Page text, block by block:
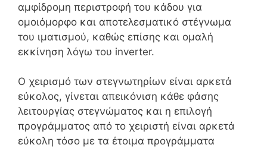
αμφίδρομη περιστροφή του κάδου για
ομοιόμορφο και αποτελεσματικό στέγνωμα
του ιματισμού, καθώς επίσης και ομαλή
εκκίνηση λόγω του inverter.
Ο χειρισμό των στεγνωτηρίων είναι αρκετά
εύκολος, γίνεται απεικόνιση κάθε φάσης
λειτουργίας στεγνώματος και η επιλογή
προγράμματος από το χειριστή είναι αρκετά
εύκολη τόσο με τα έτοιμα προγράμματα